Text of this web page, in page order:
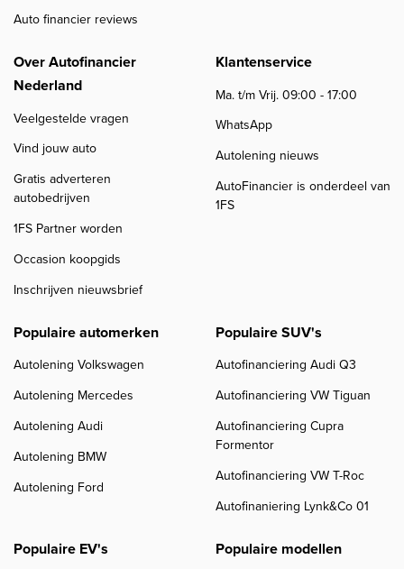
Auto financier reviews
Over Autofinancier
Nederland
Veelgestelde vragen
Vind jouw auto
Gratis adverteren
autobedrijven
1FS Partner worden
Occasion koopgids
Inschrijven nieuwsbrief
Klantenservice
Ma. t/m Vrij. 09:00 - 17:00
WhatsApp
Autolening nieuws
AutoFinancier is onderdeel van
1FS
Populaire automerken
Autolening Volkswagen
Autolening Mercedes
Autolening Audi
Autolening BMW
Autolening Ford
Populaire SUV's
Autofinanciering Audi Q3
Autofinanciering VW Tiguan
Autofinanciering Cupra
Formentor
Autofinanciering VW T-Roc
Autofinaniering Lynk&Co 01
Populaire EV's Populaire modellen